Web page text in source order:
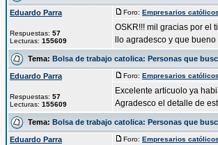
Eduardo Parra
Respuestas: 57
Lecturas: 155609
Foro: Empresarios católicos
OSKR!!! mil gracias por el
llo agradesco y que
Tema: Bolsa de trabajo catolica: Personas que
Eduardo Parra
Respuestas: 57
Lecturas: 155609
Foro: Empresarios católicos
Excelente articuolo ya
Agradesco el detalle de
Tema: Bolsa de trabajo catolica: Personas que
Eduardo Parra Foro: Empresarios católicos